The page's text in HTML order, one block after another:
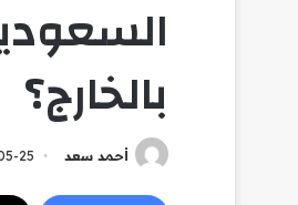
بالخارج؟
أحمد سعد 25